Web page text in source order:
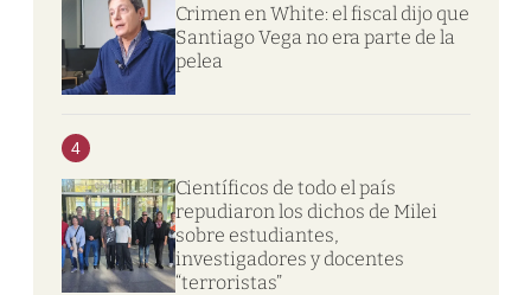
Crimen en White: el fiscal dijo que
Santiago Vega no era parte de la
pelea
4
Científicos de todo el país
repudiaron los dichos de Milei
sobre estudiantes,
investigadores y docentes
“terroristas”